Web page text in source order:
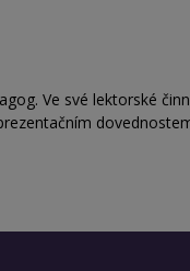
Ve své lektorské